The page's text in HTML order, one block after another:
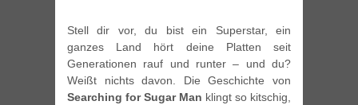
Stell dir vor, du bist ein Superstar, ein
ganzes Land hört deine Platten seit
Generationen rauf und runter – und du?
Weißt nichts davon. Die Geschichte von
Searching for Sugar Man klingt so kitschig,